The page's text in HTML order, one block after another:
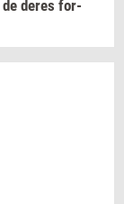
de deres for­